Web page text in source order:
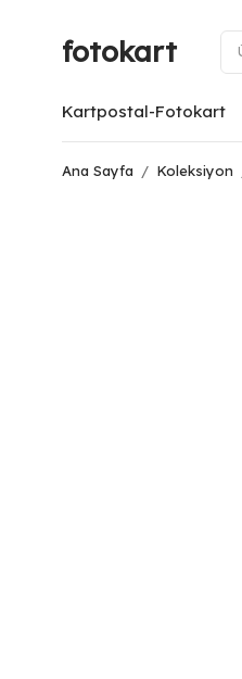
fotokart
Kartpostal-Fotokart
Ana Sayfa / Koleksiyon